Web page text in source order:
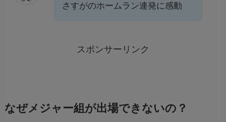
さすがのホームラン連発に感動
スポンサーリンク
なぜメジャー組が出場できないの？